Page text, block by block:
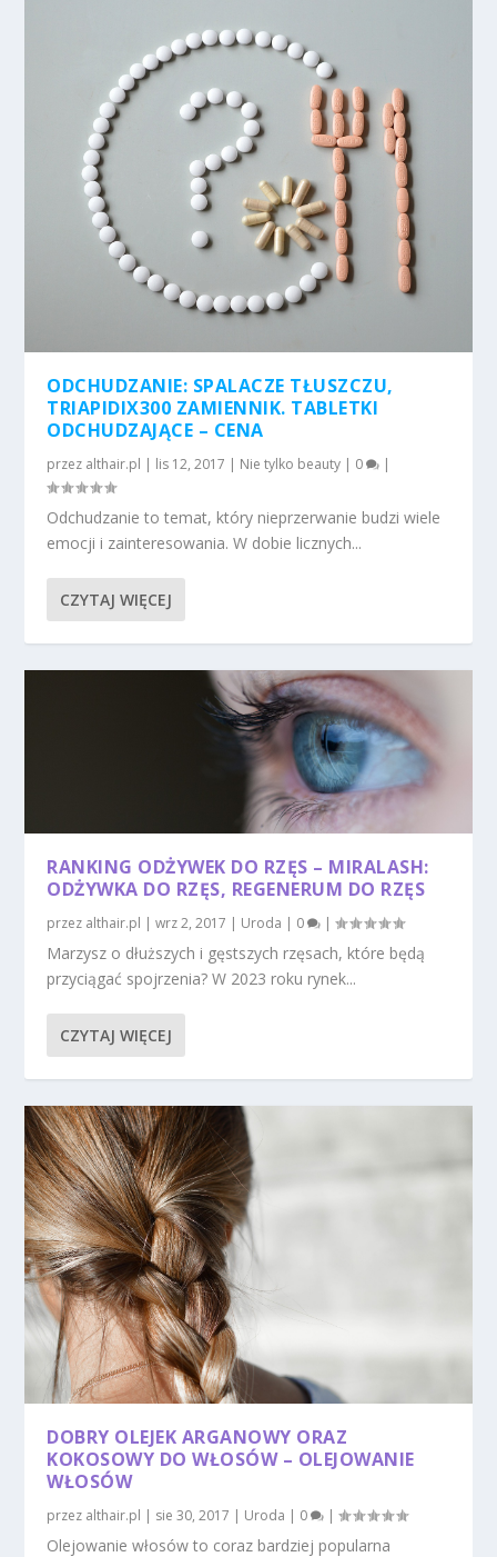
ODCHUDZANIE: SPALACZE TŁUSZCZU,
TRIAPIDIX300 ZAMIENNIK. TABLETKI
ODCHUDZAJĄCE – CENA
przez althair.pl lis 12, 2017 Nie tylko beauty 0
Odchudzanie to temat, który nieprzerwanie budzi wiele
emocji i zainteresowania. W dobie licznych...
CZYTAJ WIĘCEJ
RANKING ODŻYWEK DO RZĘS – MIRALASH:
ODŻYWKA DO RZĘS, REGENERUM DO RZĘS
przez althair.pl |wrz 2, 2017 | Uroda | 0 |
Marzysz o dłuższych i gęstszych rzęsach, które będą
przyciągać spojrzenia? W 2023 roku rynek...
CZYTAJ WIĘCEJ
DOBRY OLEJEK ARGANOWY ORAZ
KOKOSOWY DO WŁOSÓW – OLEJOWANIE
WŁOSÓW
przez althair.pl | sie 30, 2017 | Uroda | 0 |
Olejowanie włosów to coraz bardziej popularna